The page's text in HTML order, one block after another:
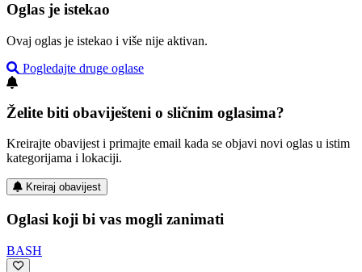
Oglas je istekao
Ovaj oglas je istekao i više nije aktivan.
Pogledajte druge oglase
Želite biti obaviješteni o sličnim oglasima?
Kreirajte obavijest i primajte email kada se objavi novi oglas u istim
kategorijama i lokaciji.
Kreiraj obavijest
Oglasi koji bi vas mogli zanimati
BASH